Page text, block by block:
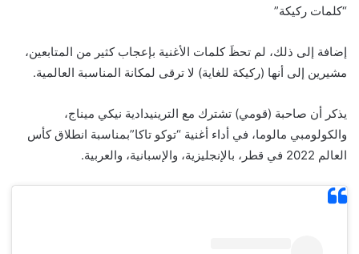
“كلمات ركيكة”
إضافة إلى ذلك، لم تحظَ كلمات الأغنية بإعجاب كثير من المتابعين،
مشيرين إلى أنها (ركيكة للغاية) لا ترقى لمكانة المناسبة العالمية.
يذكر أن صاحبة (قومي) تشترك مع الترينيدادية نيكي ميناج،
والكولومبي مالوما، في أداء أغنية “توكو تاكا”بمناسبة انطلاق كأس
العالم 2022 في قطر، بالإنجليزية، والإسبانية، والعربية.